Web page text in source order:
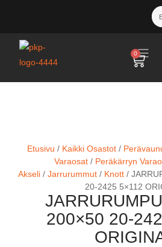
0
Etusivu / Kaikki Osastot /
Varaosat / Peräkärryn
Akseli/ Jarrurummut/ Knott/
20-2425 5×112
200×50 20-